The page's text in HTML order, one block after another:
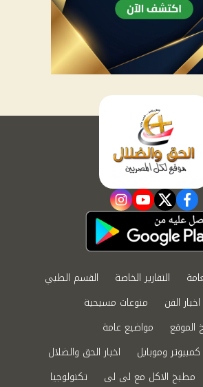
facebook
twitter
youtube
instagram
التقارير الخاصة
القسم الطبي
اخبار الفن
منوعات مسيحية
مواضيع عامة
كمبيوتر وموبايل
اخبار الحق والضلال
مطبخ الاكل مع لى لى تكنولوجيا